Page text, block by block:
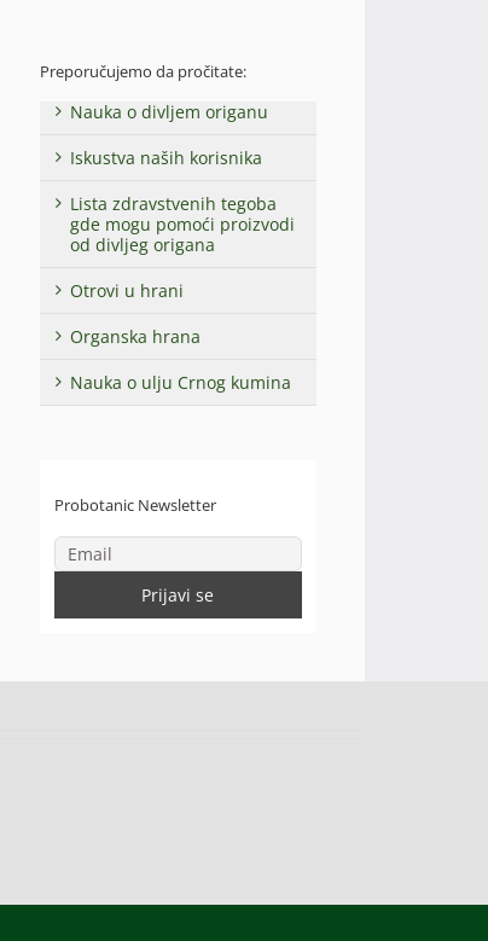
Preporučujemo da pročitate:
Nauka o divljem origanu
Iskustva naših korisnika
Lista zdravstvenih tegoba
gde mogu pomoći proizvodi
od divljeg origana
Otrovi u hrani
Organska hrana
Nauka o ulju Crnog kumina
Probotanic Newsletter